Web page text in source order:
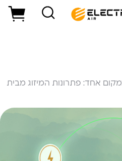
אחד: פתרונות המיזוג מבית